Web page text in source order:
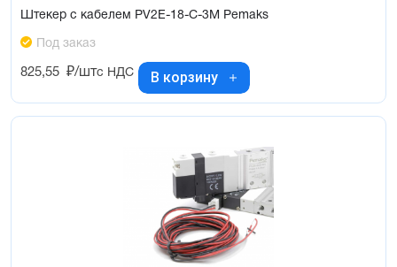
Штекер с кабелем PV2E-18-C-3M Pemaks
Под заказ
825,55 ₽/штс НДС В корзину